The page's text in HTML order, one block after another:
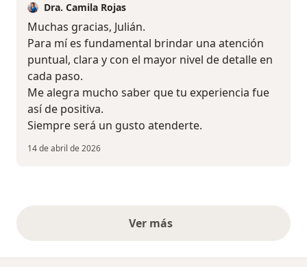
Dra. Camila Rojas
Muchas gracias, Julián.
Para mí es fundamental brindar una atención
puntual, clara y con el mayor nivel de detalle en
cada paso.
Me alegra mucho saber que tu experiencia fue
así de positiva.
Siempre será un gusto atenderte.
14 de abril de 2026
Ver másopiniones anteriores